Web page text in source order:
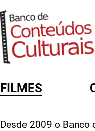
FILMES
Desde 2009 o